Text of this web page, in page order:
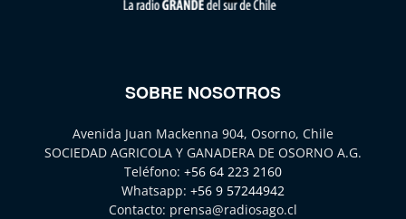
SOBRE NOSOTROS
Avenida Juan Mackenna 904, Osorno, Chile
SOCIEDAD AGRICOLA Y GANADERA DE OSORNO A.G.
Teléfono: +56 64 223 2160
Whatsapp: +56 9 57244942
Contacto: prensa@radiosago.cl